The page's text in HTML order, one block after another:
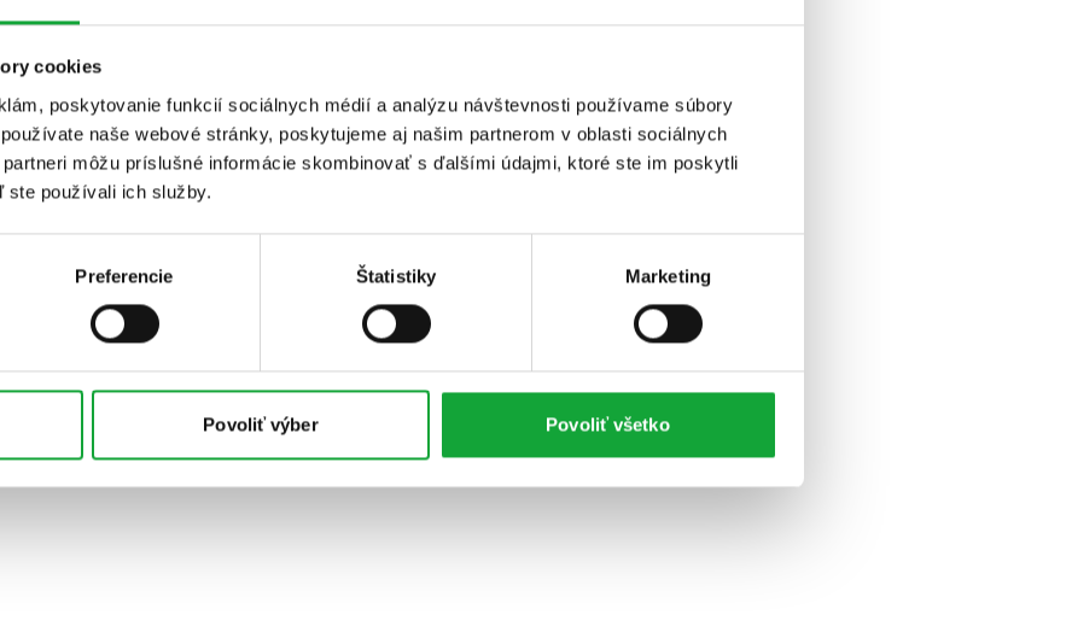
cookies
poskytovanie funkcií sociálnych médií a analýzu návštevnosti používame súbory
naše webové stránky, poskytujeme aj našim partnerom v oblasti sociálnych
môžu príslušné informácie skombinovať s ďalšími údajmi, ktoré ste im poskytli
ste používali ich služby.
Preferencie Štatistiky Marketing
Povoliť výber Povoliť všetko